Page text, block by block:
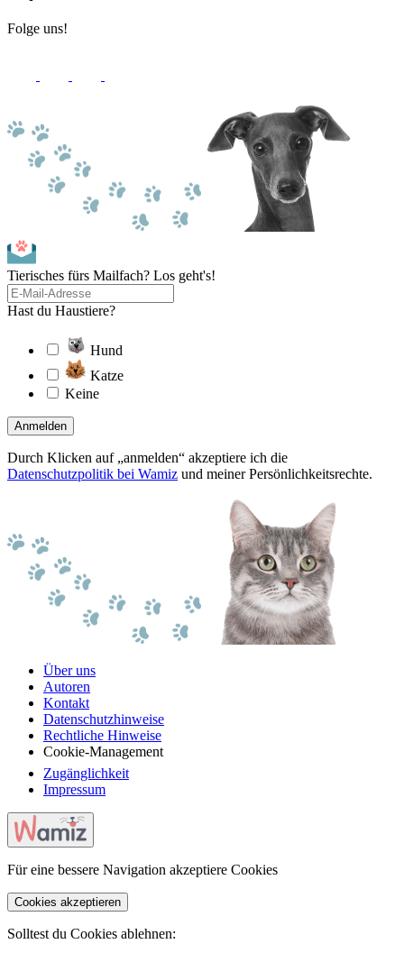
Folge uns!
Tierisches fürs Mailfach? Los geht's!
Hast du Haustiere?
Hund
Katze
Keine
Anmelden
Durch Klicken auf „anmelden“ akzeptiere ich die
Datenschutzpolitik bei Wamiz und meiner Persönlichkeitsrechte.
Über uns
Autoren
Kontakt
Datenschutzhinweise
Rechtliche Hinweise
Cookie-Management
Zugänglichkeit
Impressum
Für eine bessere Navigation akzeptiere Cookies
Cookies akzeptieren
Solltest du Cookies ablehnen: